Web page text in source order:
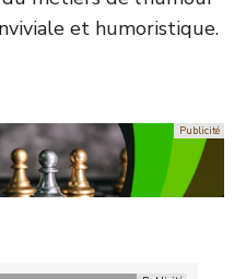
et humoristique.